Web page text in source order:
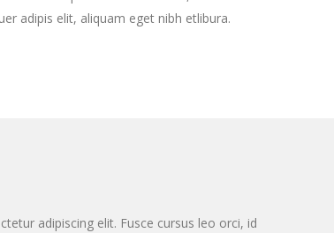
adipis elit, aliquam eget nibh etlibura.
adipiscing elit. Fusce cursus leo orci, id